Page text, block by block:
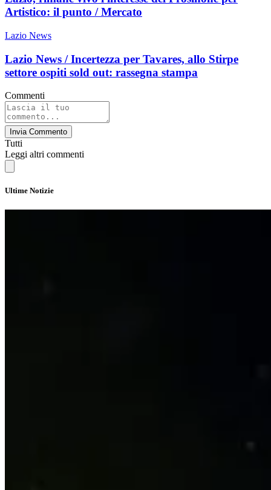
Artistico: il punto / Mercato
Lazio News
Lazio News / Incertezza per Tavares, allo Stirpe
settore ospiti sold out: rassegna stampa
Commenti
Invia Commento
Tutti
Leggi altri commenti
Ultime Notizie